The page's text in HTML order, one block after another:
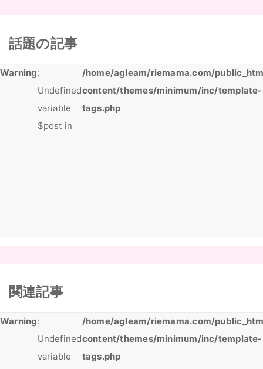
話題の記事
Warning:
Undefined
variable
$post in
/home/agleam/riemama.com/
content/themes/minimum/inc/template-
tags.php
関連記事
Warning:
Undefined
variable
/home/agleam/riemama.com/
content/themes/minimum/inc/template-
tags.php